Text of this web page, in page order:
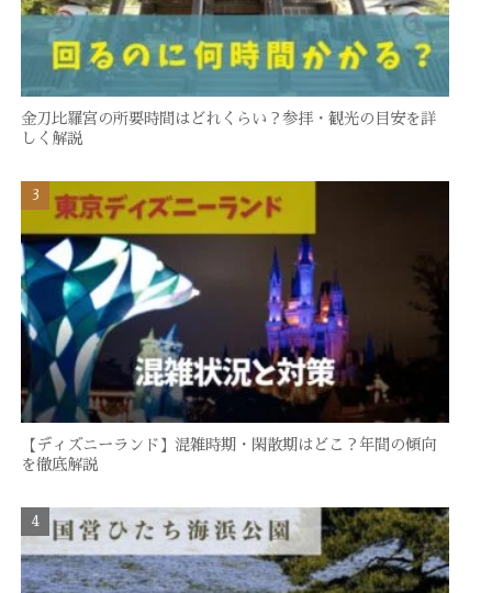
金刀比羅宮の所要時間はどれくらい？参拝・観光の目安を詳
しく解説
【ディズニーランド】混雑時期・閑散期はどこ？年間の傾向
を徹底解説